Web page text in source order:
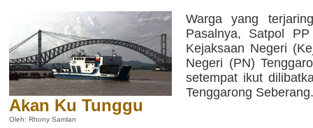
Akan Ku Tunggu
Oleh: Rhony Samlan
Warga yang
Pasalnya, Satpol
Kejaksaan Negeri
Negeri (PN)
setempat ikut
Tenggarong Seberang.